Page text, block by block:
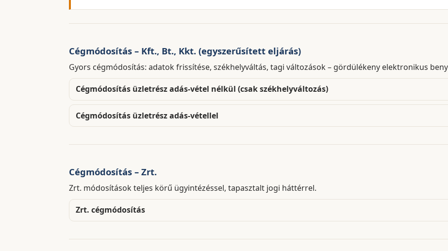
Cégmódosítás – Kft., Bt., Kkt. (egyszerűsített eljárás)
Gyors cégmódosítás: adatok frissítése, székhelyváltás, tagi változások – gördülékeny elektronikus
Cégmódosítás üzletrész adás-vétel nélkül (csak székhelyváltozás)
Cégmódosítás üzletrész adás-vétellel
Cégmódosítás – Zrt.
Zrt. módosítások teljes körű ügyintézéssel, tapasztalt jogi háttérrel.
Zrt. cégmódosítás